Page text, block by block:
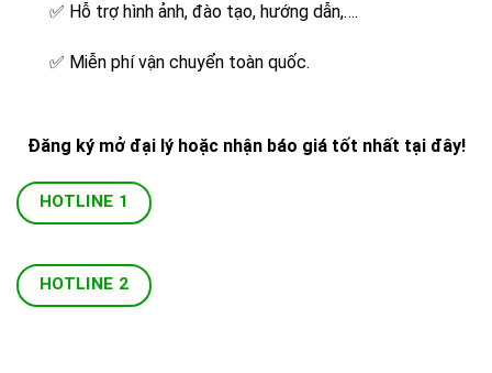
✅ Hỗ trợ hình ảnh, đào tạo, hướng dẫn,….
✅ Miễn phí vận chuyển toàn quốc.
Đăng ký mở đại lý hoặc nhận báo giá tốt nhất tại đây!
HOTLINE 1
HOTLINE 2